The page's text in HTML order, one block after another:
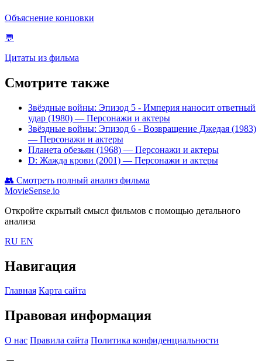
Объяснение концовки
💬
Цитаты из фильма
Смотрите также
Звёздные войны: Эпизод 5 - Империя наносит ответный
удар (1980) — Персонажи и актеры
Звёздные войны: Эпизод 6 - Возвращение Джедая (1983)
— Персонажи и актеры
Планета обезьян (1968) — Персонажи и актеры
D: Жажда крови (2001) — Персонажи и актеры
👥 Смотреть полный анализ фильма
MovieSense.io
Откройте скрытый смысл фильмов с помощью детального
анализа
RU EN
Навигация
Главная Карта сайта
Правовая информация
О нас Правила сайта Политика конфиденциальности